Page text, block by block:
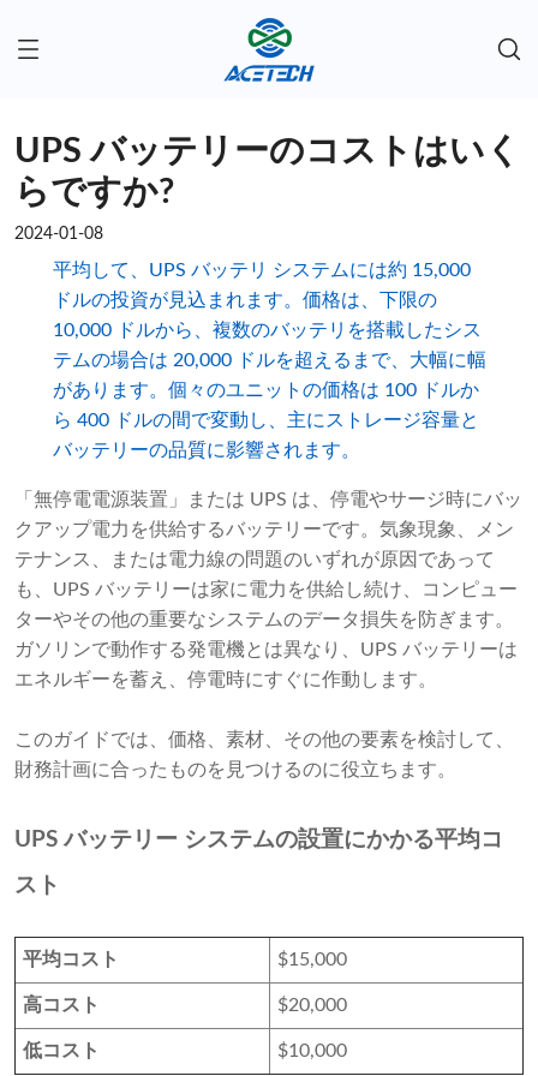
UPS バッテリーのコストはいく
らですか?
2024-01-08
平均して、UPS バッテリ システムには約 15,000
ドルの投資が見込まれます。価格は、下限の
10,000 ドルから、複数のバッテリを搭載したシス
テムの場合は 20,000 ドルを超えるまで、大幅に幅
があります。個々のユニットの価格は 100 ドルか
ら 400 ドルの間で変動し、主にストレージ容量と
バッテリーの品質に影響されます。
「無停電電源装置」または UPS は、停電やサージ時にバッ
クアップ電力を供給するバッテリーです。気象現象、メン
テナンス、または電力線の問題のいずれが原因であって
も、UPS バッテリーは家に電力を供給し続け、コンピュー
ターやその他の重要なシステムのデータ損失を防ぎます。
ガソリンで動作する発電機とは異なり、UPS バッテリーは
エネルギーを蓄え、停電時にすぐに作動します。
このガイドでは、価格、素材、その他の要素を検討して、
財務計画に合ったものを見つけるのに役立ちます。
UPS バッテリー システムの設置にかかる平均コ
スト
平均コスト $15,000
高コスト $20,000
低コス​​ト $10,000